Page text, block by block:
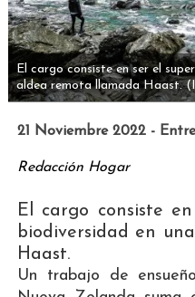
El cargo consiste en ser el
aldea remota llamada Haast.
21 Noviembre 2022 -
Redacción Hogar
El cargo consiste
biodiversidad en
Haast.
Un trabajo de